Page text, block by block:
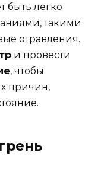
быть легко
такими
отравления.
и провести
, чтобы
причин,